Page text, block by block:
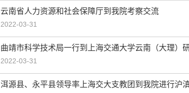
云南省人力资源和社会保障厅到我院考察交流
2022-03-31
曲靖市科学技术局一行到上海交通大学云南（大理）
2022-03-31
洱源县、永平县领导率上海交大支教团到我院进行沪